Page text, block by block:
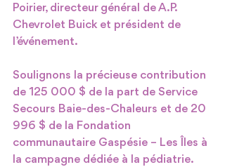
Poirier, directeur général de A.P.
Chevrolet Buick et président de
l’événement.
Soulignons la précieuse contribution
de 125 000 $ de la part de Service
Secours Baie-des-Chaleurs et de 20
996 $ de la Fondation
communautaire Gaspésie – Les Îles à
la campagne dédiée à la pédiatrie.